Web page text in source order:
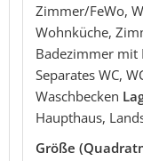
Zimmer/FeWo,
Wohnküche,
Badezimmer mit
Separates WC,
Waschbecken
Haupthaus,
Größe